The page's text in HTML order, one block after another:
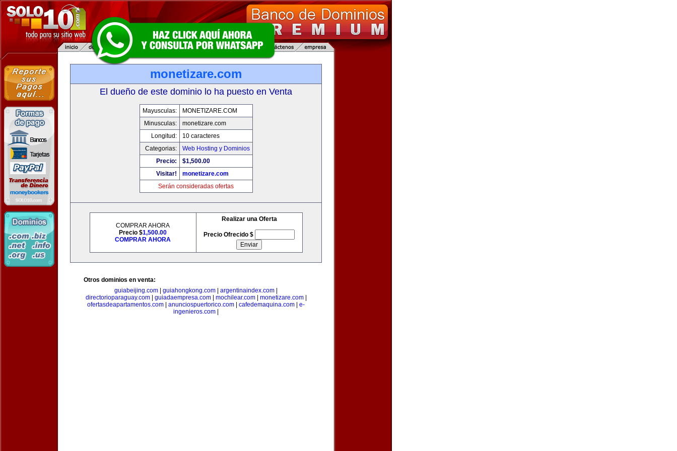
monetizare.com
El dueño de este dominio lo ha puesto en Venta
Mayusculas:
MONETIZARE.COM
Minusculas:
monetizare.com
Longitud:
10 caracteres
Categorias:
Web Hosting y Dominios
Precio:
$1,500.00
Visitar!
monetizare.com
Serán consideradas ofertas
COMPRAR AHORA
Precio $1,500.00
COMPRAR AHORA
Realizar una Oferta
Precio Ofrecido $
Otros dominios en venta:
guiabeijing.com
guiahongkong.com argentinaindex.com
directorioparaguay.com| guiadaempresa.com| mochilear.com| monetizare.com|
ofertasdeapartamentos.com
anunciospuertorico.com cafedemaquina.com
e-
ingenieros.com